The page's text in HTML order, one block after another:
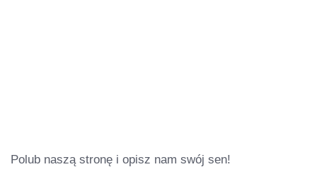
Polub naszą stronę i opisz nam swój sen!